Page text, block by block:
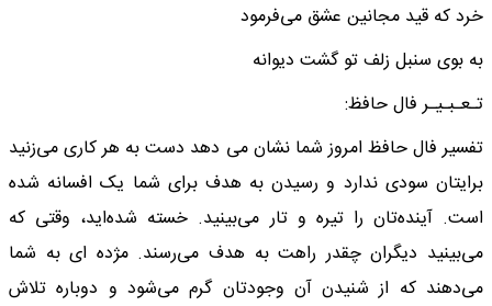
خرد که قید مجانین عشق می‌فرمود
به بوی سنبل زلف تو گشت دیوانه
تـعـبـیـر فال حافظ:
تفسیر فال حافظ امروز شما نشان می دهد دست به هر کاری می‌زنید
برایتان سودی ندارد و رسیدن به هدف برای شما یک افسانه شده
است. آینده‌تان را تیره و تار می‌بینید. خسته شده‌اید، وقتی که
می‌بینید دیگران چقدر راهت به هدف می‌رسند. مژده ای به شما
می‌دهند که از شنیدن آن وجودتان گرم می‌شود و دوباره تلاش